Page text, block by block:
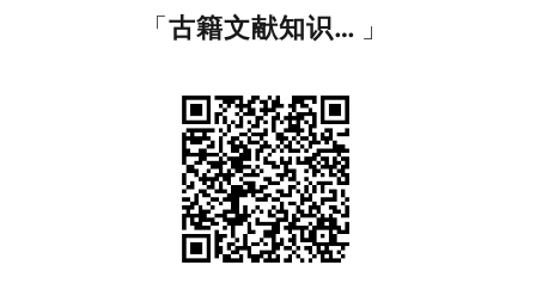
「 古籍文献知识图谱网 」